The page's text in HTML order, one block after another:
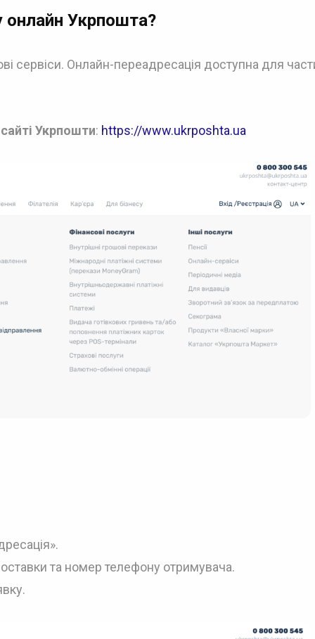
онлайн Укрпошта?
сервіси. Онлайн-переадресація доступна для
Укрпошти: https://www.ukrposhta.ua
та номер телефону отримувача.